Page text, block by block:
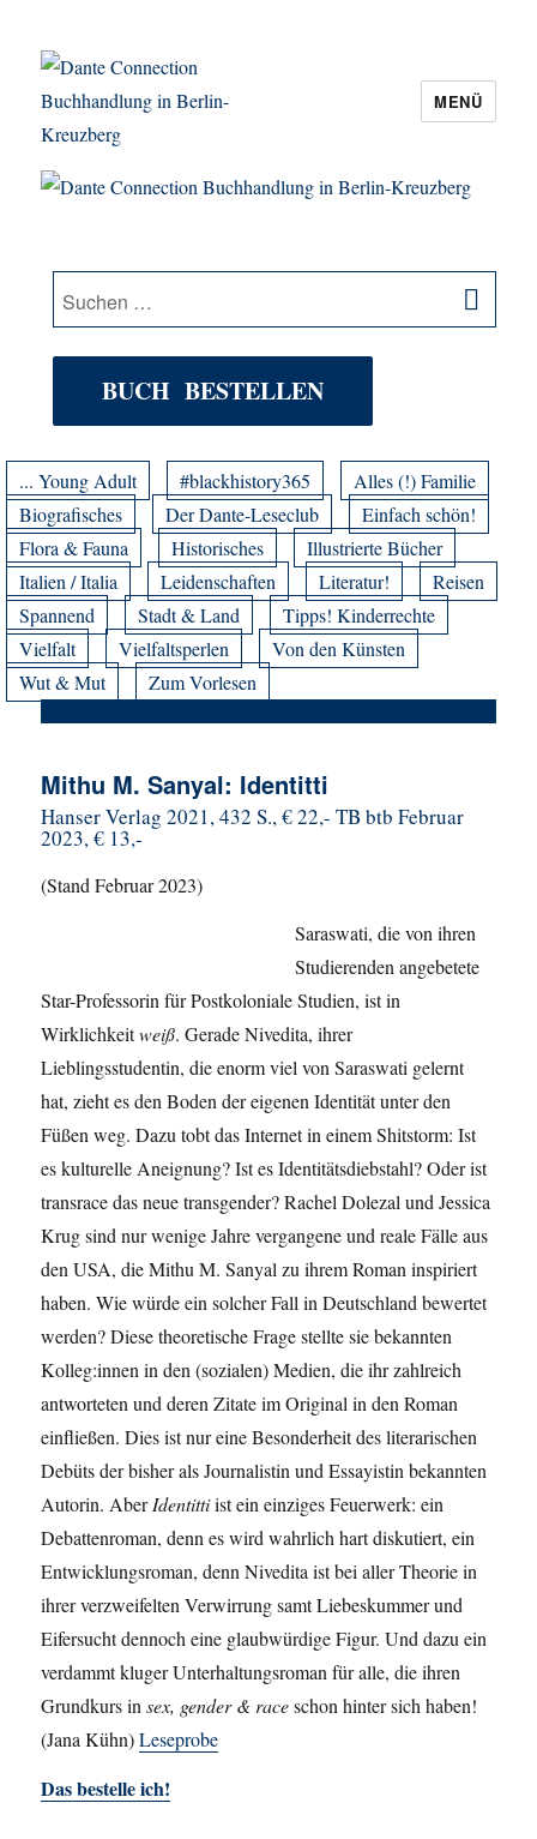
Dante Connection Buchhandlung in
MENÜ
Suche
nach:
BUCH BESTELLEN
... Young Adult #blackhistory365
Alles (!) Familie
Biografisches
Der Dante-Leseclub
Einfach schön!
Flora & Fauna
Historisches
Illustrierte Bücher
Italien / Italia
Leidenschaften Literatur!
Reisen
Spannend
Stadt & Land
Tipps! Kinderrechte
Vielfalt
Vielfaltsperlen
Von den Künsten
Wut & Mut
Zum Vorlesen
Mithu M. Sanyal: Identitti
Hanser Verlag 2021, 432 S., € 22,- TB btb Februar
2023, € 13,-
(Stand Februar 2023)
Saraswati, die von ihren
Studierenden angebetete
Star-Professorin für Postkoloniale Studien, ist in
Wirklichkeitweiß. Gerade Nivedita, ihrer
Lieblingsstudentin, die enorm viel von Saraswati gelernt
hat, zieht es den Boden der eigenen Identität unter den
Füßen weg. Dazu tobt das Internet in einem Shitstorm: Ist
es kulturelle Aneignung? Ist es Identitätsdiebstahl? Oder ist
transrace das neue transgender? Rachel Dolezal und Jessica
Krug sind nur wenige Jahre vergangene und reale Fälle aus
den USA, die Mithu M. Sanyal zu ihrem Roman inspiriert
haben. Wie würde ein solcher Fall in Deutschland bewertet
werden? Diese theoretische Frage stellte sie bekannten
Kolleg:innen in den (sozialen) Medien, die ihr zahlreich
antworteten und deren Zitate im Original in den Roman
einfließen. Dies ist nur eine Besonderheit des literarischen
Debüts der bisher als Journalistin und Essayistin bekannten
Autorin. AberIdentittiist ein einziges Feuerwerk: ein
Debattenroman, denn es wird wahrlich hart diskutiert, ein
Entwicklungsroman, denn Nivedita ist bei aller Theorie in
ihrer verzweifelten Verwirrung samt Liebeskummer und
Eifersucht dennoch eine glaubwürdige Figur. Und dazu ein
verdammt kluger Unterhaltungsroman für alle, die ihren
Grundkurs insex, gender & raceschon hinter sich haben!
(Jana Kühn)Leseprobe
Das bestelle ich!